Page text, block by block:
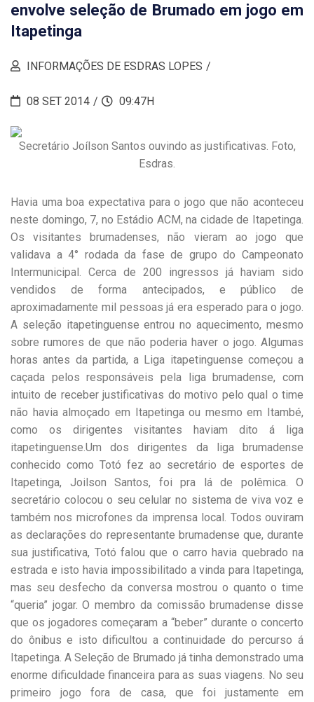
envolve seleção de Brumado em jogo em
Itapetinga
INFORMAÇÕES DE ESDRAS LOPES
08 SET 2014 09:47H
Secretário Joílson Santos ouvindo as justificativas. Foto,
Esdras.
Havia uma boa expectativa para o jogo que não aconteceu
neste domingo, 7, no Estádio ACM, na cidade de Itapetinga.
Os visitantes brumadenses, não vieram ao jogo que
validava a 4° rodada da fase de grupo do Campeonato
Intermunicipal. Cerca de 200 ingressos já haviam sido
vendidos de forma antecipados, e público de
aproximadamente mil pessoas já era esperado para o jogo.
A seleção itapetinguense entrou no aquecimento, mesmo
sobre rumores de que não poderia haver o jogo. Algumas
horas antes da partida, a Liga itapetinguense começou a
caçada pelos responsáveis pela liga brumadense, com
intuito de receber justificativas do motivo pelo qual o time
não havia almoçado em Itapetinga ou mesmo em Itambé,
como os dirigentes visitantes haviam dito á liga
itapetinguense.Um dos dirigentes da liga brumadense
conhecido como Totó fez ao secretário de esportes de
Itapetinga, Joilson Santos, foi pra lá de polêmica. O
secretário colocou o seu celular no sistema de viva voz e
também nos microfones da imprensa local. Todos ouviram
as declarações do representante brumadense que, durante
sua justificativa, Totó falou que o carro havia quebrado na
estrada e isto havia impossibilitado a vinda para Itapetinga,
mas seu desfecho da conversa mostrou o quanto o time
“queria” jogar. O membro da comissão brumadense disse
que os jogadores começaram a “beber” durante o concerto
do ônibus e isto dificultou a continuidade do percurso á
Itapetinga. A Seleção de Brumado já tinha demonstrado uma
enorme dificuldade financeira para as suas viagens. No seu
primeiro jogo fora de casa, que foi justamente em